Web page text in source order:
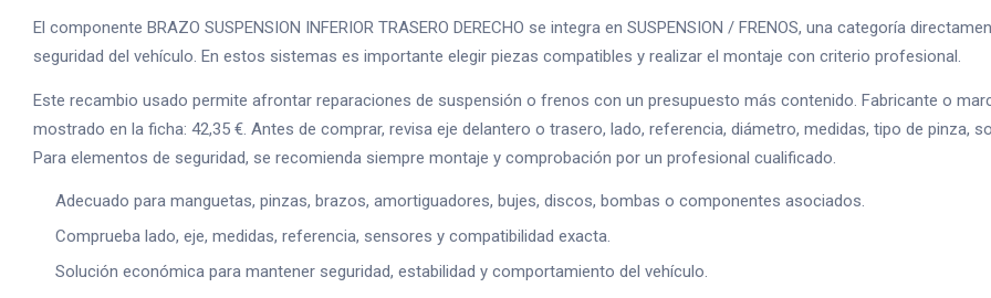
El componente BRAZO SUSPENSION INFERIOR TRASERO DERECHO se integra en SUSPENSION / FRENOS, una categoría
seguridad del vehículo. En estos sistemas es importante elegir piezas compatibles y realizar el montaje con criterio profesional.
Este recambio usado permite afrontar reparaciones de suspensión o frenos con un presupuesto más contenido. Fabricante o
mostrado en la ficha: 42,35 €. Antes de comprar, revisa eje delantero o trasero, lado, referencia, diámetro, medidas, tipo de pinza,
Para elementos de seguridad, se recomienda siempre montaje y comprobación por un profesional cualificado.
Adecuado para manguetas, pinzas, brazos, amortiguadores, bujes, discos, bombas o componentes asociados.
Comprueba lado, eje, medidas, referencia, sensores y compatibilidad exacta.
Solución económica para mantener seguridad, estabilidad y comportamiento del vehículo.